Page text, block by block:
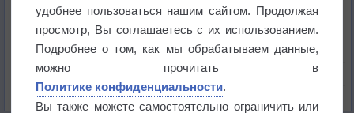
Температура
Давление
Осадки
Облачность
Список всех карт
удобнее пользоваться нашим сайтом. Продолжая
просмотр, Вы соглашаетесь с их использованием.
Подробнее о том, как мы обрабатываем данные,
можно прочитать в
Политике конфиденциальности.
Вы также можете самостоятельно ограничить или